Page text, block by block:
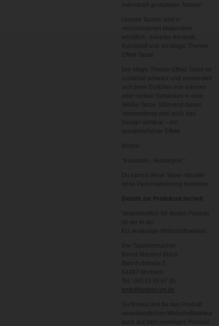
individuell gestalteten Tassen!
Unsere Tassen sind in
verschiedenen Materialien
erhältlich, darunter Keramik,
Kunststoff und als Magic Thermo
Effekt Tasse.
Die Magic Thermo Effekt Tasse ist
zunächst schwarz und verwandelt
sich beim Einfüllen von warmen
oder heißen Getränken in eine
Weiße Tasse. Während dieser
Verwandlung wird auch das
Design sichtbar – ein
wunderschöner Effekt.
Motive:
"Kunstvoll - Hundegraf "
Du kannst diese Tasse mit oder
ohne Personalisierung bestellen.
Details zur Produktsicherheit
Verantwortlich für dieses Produkt
ist der in der
EU ansässige Wirtschaftsakteur:
Der Taschenmacher
Bernd Manfred Brück
Bahnhofstraße 5
54497 Morbach
Tel.: 06533 95 97 85
bmb@bmbforum.de
Du findest den für das Produkt
verantwortlichen Wirtschaftsakteur
auch auf dem jeweiligen Produkt